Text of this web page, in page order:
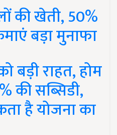
की खेती, 50%
बड़ा मुनाफा
बड़ी राहत, होम
की सब्सिडी,
है योजना का